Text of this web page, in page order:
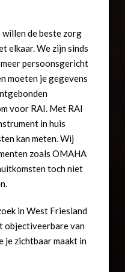
willen de beste zorg
elkaar. We zijn sinds
persoonsgericht
moeten je gegevens
voor RAI. Met RAI
in huis
kan meten. Wij
zoals OMAHA
toch niet
in West Friesland
objectiveerbare van
je zichtbaar maakt in